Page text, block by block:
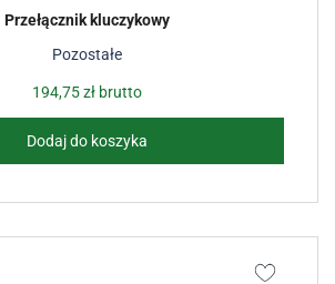
Pozostałe
Przełącznik kluczykowy
194,75złbrutto
Dodaj do koszyka